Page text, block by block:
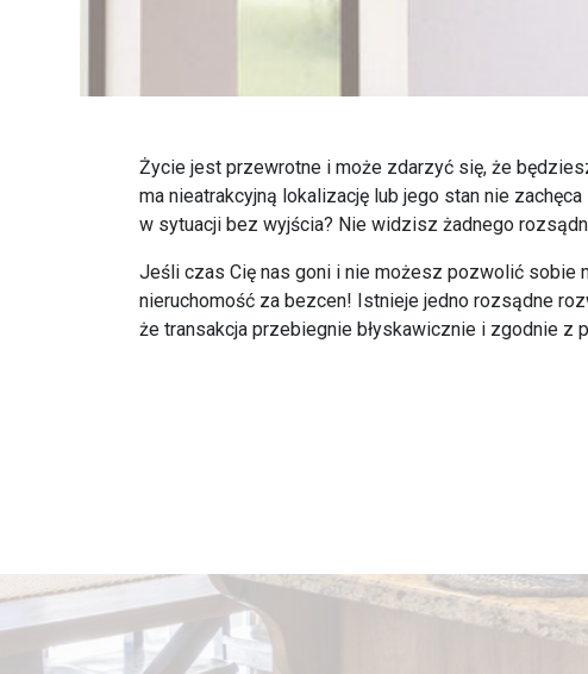
Życie jest przewrotne i może zdarzyć się, że
ma nieatrakcyjną lokalizację lub jego stan nie
w sytuacji bez wyjścia? Nie widzisz żadnego
Jeśli czas Cię nas goni i nie możesz pozwolić sobie
nieruchomość za bezcen! Istnieje jedno rozsądne
że transakcja przebiegnie błyskawicznie i zgodnie z